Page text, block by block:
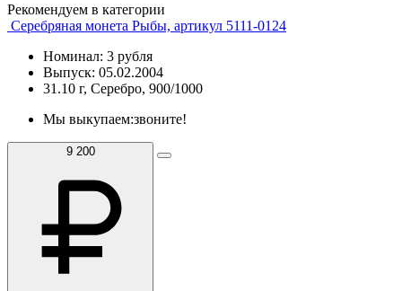
Рекомендуем в категории
Серебряная монета Рыбы, артикул 5111-0124
Номинал: 3 рубля
Выпуск: 05.02.2004
31.10 г, Серебро, 900/1000
Мы выкупаем:звоните!
9 200